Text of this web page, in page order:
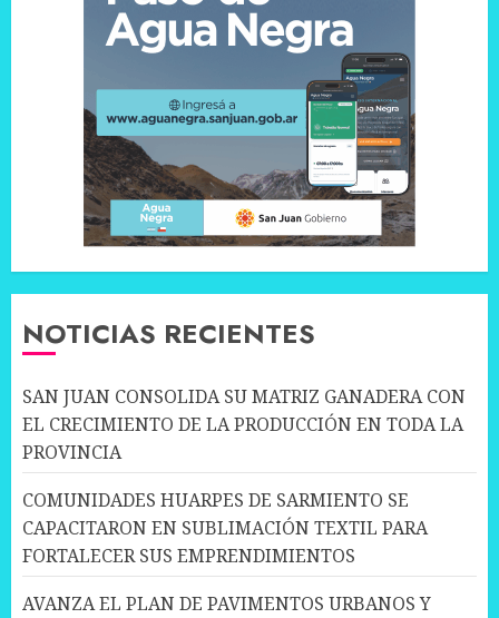
NOTICIAS RECIENTES
SAN JUAN CONSOLIDA SU MATRIZ GANADERA CON
EL CRECIMIENTO DE LA PRODUCCIÓN EN TODA LA
PROVINCIA
COMUNIDADES HUARPES DE SARMIENTO SE
CAPACITARON EN SUBLIMACIÓN TEXTIL PARA
FORTALECER SUS EMPRENDIMIENTOS
AVANZA EL PLAN DE PAVIMENTOS URBANOS Y